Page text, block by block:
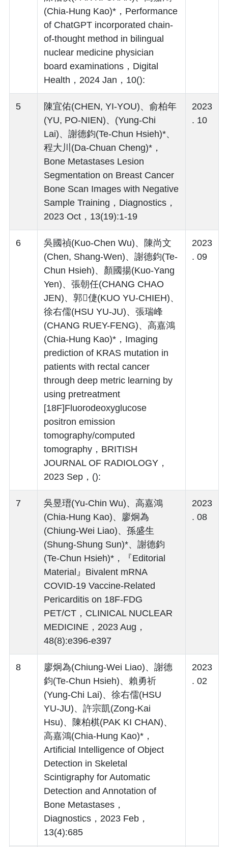
(Chia-Hung Kao)*，Performance
of ChatGPT incorporated chain-
of-thought method in bilingual
nuclear medicine physician
board examinations，Digital
Health，2024 Jan，10():
5
陳宜佑(CHEN, YI-YOU)、俞柏年
(YU, PO-NIEN)、(Yung-Chi
Lai)、謝德鈞(Te-Chun Hsieh)*、
程大川(Da-Chuan Cheng)*，
Bone Metastases Lesion
Segmentation on Breast Cancer
Bone Scan Images with Negative
Sample Training，Diagnostics，
2023 Oct，13(19):1-19
2023
. 10
6
吳國禎(Kuo-Chen Wu)、陳尚文
(Chen, Shang-Wen)、謝德鈞(Te-
Chun Hsieh)、顏國揚(Kuo-Yang
Yen)、張朝任(CHANG CHAO
JEN)、郭倢(KUO YU-CHIEH)、
徐右儒(HSU YU-JU)、張瑞峰
(CHANG RUEY-FENG)、高嘉鴻
(Chia-Hung Kao)*，Imaging
prediction of KRAS mutation in
patients with rectal cancer
through deep metric learning by
using pretreatment
[18F]Fluorodeoxyglucose
positron emission
tomography/computed
tomography，BRITISH
JOURNAL OF RADIOLOGY，
2023 Sep，():
2023
. 09
7
吳昱瑨(Yu-Chin Wu)、高嘉鴻
(Chia-Hung Kao)、廖炯為
(Chiung-Wei Liao)、孫盛生
(Shung-Shung Sun)*、謝德鈞
(Te-Chun Hsieh)*，『Editorial
Material』Bivalent mRNA
COVID-19 Vaccine-Related
Pericarditis on 18F-FDG
PET/CT，CLINICAL NUCLEAR
MEDICINE，2023 Aug，
48(8):e396-e397
2023
. 08
8
廖炯為(Chiung-Wei Liao)、謝德
鈞(Te-Chun Hsieh)、賴勇祈
(Yung-Chi Lai)、徐右儒(HSU
YU-JU)、許宗凱(Zong-Kai
Hsu)、陳柏棋(PAK KI CHAN)、
高嘉鴻(Chia-Hung Kao)*，
Artificial Intelligence of Object
Detection in Skeletal
Scintigraphy for Automatic
Detection and Annotation of
Bone Metastases，
Diagnostics，2023 Feb，
13(4):685
2023
. 02